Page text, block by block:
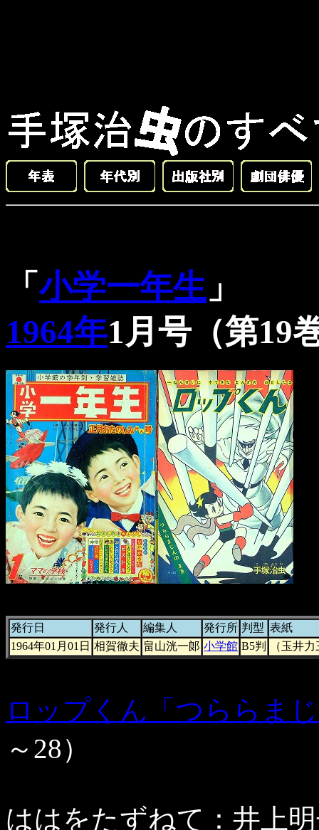
「小学一年生 」
1964年1月号（第19
発行日 発行人 編集人 発行所 判型 表紙
1964年01月01日 相賀徹夫 畠山洸一郞 小学館 B5判 （玉井
ロップくん「つららま
～28）
ははをたずねて：井上